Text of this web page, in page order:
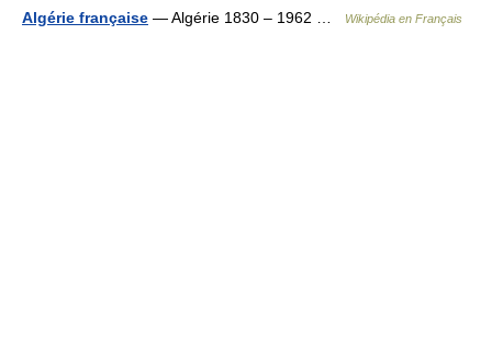
Algérie française — Algérie 1830 – 1962 … Wikipédia en Français